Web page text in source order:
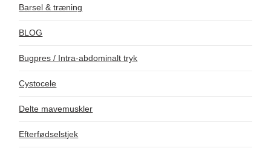
Barsel & træning
BLOG
Bugpres / Intra-abdominalt tryk
Cystocele
Delte mavemuskler
Efterfødselstjek